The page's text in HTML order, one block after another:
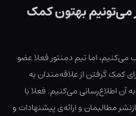
بهتون کمک
اما تیم دمنتور فعلا عضو
کمک گرفتن از علاقه‌مندان به
آن اطلاع‌رسانی می‌کنیم. فعلا با
مطالبمان و ارائه‌ی پیشنهادات و